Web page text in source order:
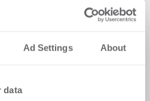
Ad Settings About
data
stabilisieren
Difi